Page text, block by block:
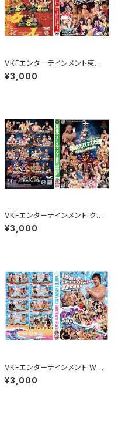
VKFエンターテインメント東京
大会 YouTube収録テーピング
マッチ "SUPER RUMBLE 202
¥3,000
VKFエンターテインメント クリ
スマス聖夜の大決戦！
¥3,000
VKFエンターテインメント WRE
STLE NANIWA 2025 18周年
大会 SUMMER water SPLAS
¥3,000